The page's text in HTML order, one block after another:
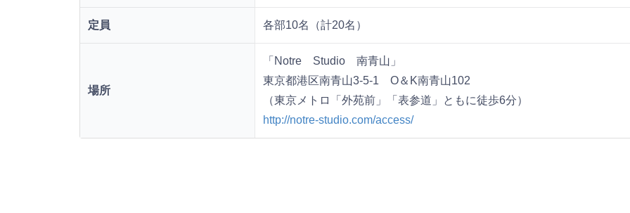
定員 各部10名（計20名）
場所
「Notre Studio 南青山」
東京都港区南青山3-5-1 O＆K南青山102
（東京メトロ「外苑前」「表参道」ともに徒歩6分）
http://notre-studio.com/access/